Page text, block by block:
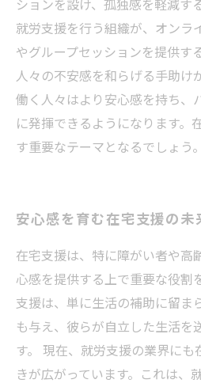
ションを設け、孤独感を軽減す
就労支援を行う組織が、オンラ
やグループセッションを提供す
人々の不安感を和らげる手助け
働く人々はより安心感を持ち、
に発揮できるようになります。
す重要なテーマとなるでしょう。
安心感を育む在宅支援の未
在宅支援は、特に障がい者や高
心感を提供する上で重要な役割
支援は、単に生活の補助に留ま
も与え、彼らが自立した生活を
す。 現在、就労支援の業界に
きが広がっています。これは、